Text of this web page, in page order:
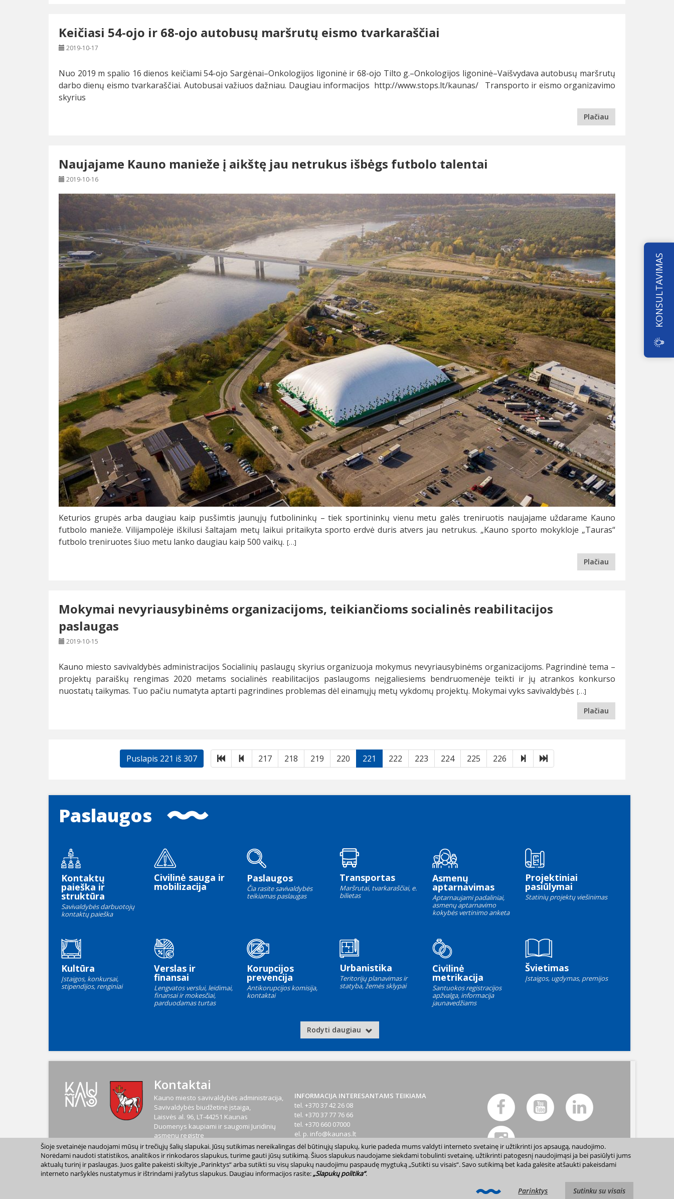
Keičiasi 54-ojo ir 68-ojo autobusų maršrutų eismo tvarkaraščiai
2019-10-17
Nuo 2019 m spalio 16 dienos keičiami 54-ojo Sargėnai–Onkologijos ligoninė ir 68-ojo Tilto g.–Onkologijos ligoninė–Vaišvydava autobusų maršrutų
darbo dienų eismo tvarkaraščiai. Autobusai važiuos dažniau. Daugiau informacijos http://www.stops.lt/kaunas/ Transporto ir eismo organizavimo
skyrius
Plačiau
Naujajame Kauno manieže į aikštę jau netrukus išbėgs futbolo talentai
2019-10-16
Keturios grupės arba daugiau kaip pusšimtis jaunųjų futbolininkų – tiek sportininkų vienu metu galės treniruotis naujajame uždarame Kauno
futbolo manieže. Vilijampolėje iškilusi šaltajam metų laikui pritaikyta sporto erdvė duris atvers jau netrukus. „Kauno sporto mokykloje „Tauras“
futbolo treniruotes šiuo metu lanko daugiau kaip 500 vaikų. […]
Plačiau
Mokymai nevyriausybinėms organizacijoms, teikiančioms socialinės reabilitacijos
paslaugas
2019-10-15
Kauno miesto savivaldybės administracijos Socialinių paslaugų skyrius organizuoja mokymus nevyriausybinėms organizacijoms. Pagrindinė tema –
projektų paraiškų rengimas 2020 metams socialinės reabilitacijos paslaugoms neįgaliesiems bendruomenėje teikti ir jų atrankos konkurso
nuostatų taikymas. Tuo pačiu numatyta aptarti pagrindines problemas dėl einamųjų metų vykdomų projektų. Mokymai vyks savivaldybės […]
Plačiau
Puslapis 221 iš 307 Pirmas Atgal217 218 219 220 221 222 223 224 225 226 ToliauPaskutinis
Paslaugos
Kontaktų
paieška ir
struktūra
Savivaldybės darbuotojų
kontaktų paieška
Civilinė sauga ir
mobilizacija
Paslaugos
Čia rasite savivaldybės
teikiamas paslaugas
Transportas
Maršrutai, tvarkaraščiai, e.
bilietas
Asmenų
aptarnavimas
Aptarnaujami padaliniai,
asmenų aptarnavimo
kokybės vertinimo anketa
Projektiniai
pasiūlymai
Statinių projektų viešinimas
Kultūra
Įstaigos, konkursai,
stipendijos, renginiai
Verslas ir
finansai
Lengvatos verslui, leidimai,
finansai ir mokesčiai,
parduodamas turtas
Korupcijos
prevencija
Antikorupcijos komisija,
kontaktai
Urbanistika
Teritorijų planavimas ir
statyba, žemės sklypai
Civilinė
metrikacija
Santuokos registracijos
apžvalga, informacija
jaunavedžiams
Švietimas
Įstaigos, ugdymas, premijos
Rodyti daugiau
Kontaktai
Kauno miesto savivaldybės administracija,
Savivaldybės biudžetinė įstaiga,
Laisvės al. 96, LT-44251 Kaunas
Duomenys kaupiami ir saugomi Juridinių
asmenų registre
Kodas188764867
PVM mokėtojo kodasLT 887648610
INFORMACIJA INTERESANTAMS TEIKIAMA
tel. +370 37 42 26 08
tel. +370 37 77 76 66
tel. +370 660 07000
el. p. info@kaunas.lt
2023 m. Kauno miesto savivaldybė. Kopijuoti ir platinti www.kaunas.lt skelbiamą informaciją be autorių sutikimo draudžiama. |
Šioje svetainėje naudojami mūsų ir trečiųjų šalių slapukai. Jūsų sutikimas nereikalingas dėl būtinųjų slapukų, kurie padeda mums valdyti interneto svetainę ir užtikrinti jos apsaugą, naudojimo.
Norėdami naudoti statistikos, analitikos ir rinkodaros slapukus, turime gauti jūsų sutikimą. Šiuos slapukus naudojame siekdami tobulinti svetainę, užtikrinti patogesnį naudojimąsi ja bei pasiūlyti jums
aktualų turinį ir paslaugas. Juos galite pakeisti skiltyje „Parinktys“ arba sutikti su visų slapukų naudojimu paspaudę mygtuką „Sutikti su visais“. Savo sutikimą bet kada galėsite atšaukti pakeisdami
interneto naršyklės nustatymus ir ištrindami įrašytus slapukus. Daugiau informacijos rasite:„Slapukų politika“.
Parinktys Sutinku su visais
KONSULTAVIMAS